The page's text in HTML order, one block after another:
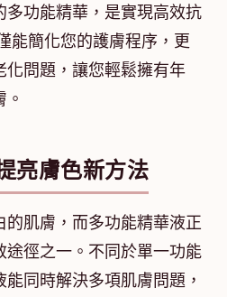
功能精華，是實現高效抗
能簡化您的護膚程序，更
化問題，讓您輕鬆擁有年
亮膚色新方法
肌膚，而多功能精華液正
徑之一。不同於單一功能
同時解決多項肌膚問題，